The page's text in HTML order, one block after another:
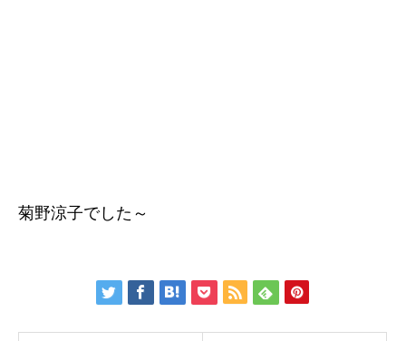
菊野涼子でした～